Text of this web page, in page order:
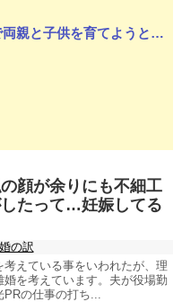
縁しました。がんばって子供たちと幸せになります！
の顔が余りにも不細工
たって…妊娠してる
の訳
えている事をいわれたが、理
を考えています。夫が役場勤
PRの仕事の打ち...